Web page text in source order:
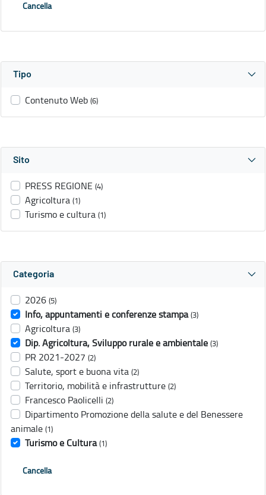
Cancella
Tipo
Contenuto Web (6)
Sito
PRESS REGIONE (4)
Agricoltura (1)
Turismo e cultura (1)
Categoria
2026 (5)
Info, appuntamenti e conferenze stampa (3)
Agricoltura (3)
Dip. Agricoltura, Sviluppo rurale e ambientale (3)
PR 2021-2027 (2)
Salute, sport e buona vita (2)
Territorio, mobilità e infrastrutture (2)
Francesco Paolicelli (2)
Dipartimento Promozione della salute e del Benessere
animale (1)
Turismo e Cultura (1)
Cancella